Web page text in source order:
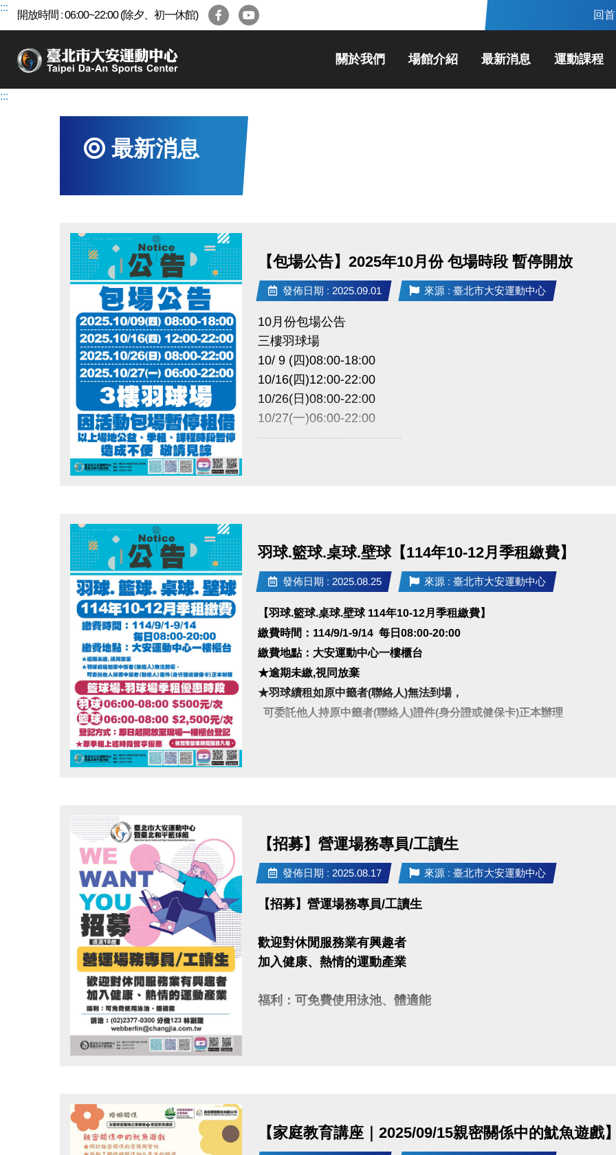
跳
區
:::
開放時間 : 06:00~22:00 (除夕、初一休館) 回
關於我們 場館介紹 最新消息 運動課程
:::
最新消息
【包場公告】2025年10月份 包場時段 暫停開放
發佈日期 : 2025.09.01 來源 : 臺北市大安運動中心
10月份包場公告
三樓羽球場
10/ 9 (四)08:00-18:00
10/16(四)12:00-22:00
10/26(日)08:00-22:00
10/27(一)06:00-22:00
羽球.籃球.桌球.壁球【114年10-12月季租繳費】
發佈日期 : 2025.08.25 來源 : 臺北市大安運動中心
【羽球.籃球.桌球.壁球 114年10-12月季租繳費】
繳費時間：114/9/1-9/14 每日08:00-20:00
繳費地點：大安運動中心一樓櫃台
★逾期未繳,視同放棄
★羽球續租如原中籤者(聯絡人)無法到場，
可委託他人持原中籤者(聯絡人)證件(身分證或健保卡)正本辦理
•依實際營業時間開放入場•
【招募】營運場務專員/工讀生
發佈日期 : 2025.08.17 來源 : 臺北市大安運動中心
【招募】營運場務專員/工讀生
歡迎對休閒服務業有興趣者
加入健康、熱情的運動產業
福利：可免費使用泳池、體適能
【家庭教育講座｜2025/09/15親密關係中的魷魚遊戲